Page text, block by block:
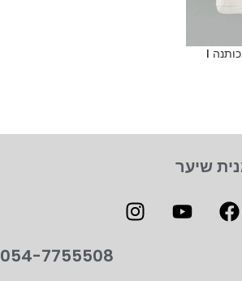
I HAIR BAG תיק בד כותנה I
שיער
054-7755508